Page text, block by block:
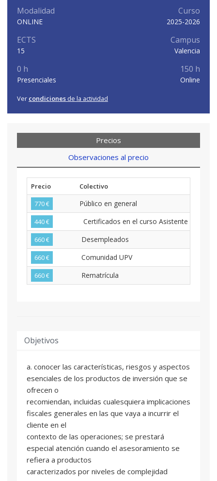
Modalidad
ONLINE
Curso
2025-2026
ECTS
15
Campus
Valencia
0 h
Presenciales
150 h
Online
Ver condiciones de la actividad
Precios
Observaciones al precio
Precio
Colectivo
770 €
Público en general
440 € Certificados en el curso Asistente
660 € Desempleados
660 € Comunidad UPV
660 € Rematrícula
Objetivos
a. conocer las características, riesgos y aspectos
esenciales de los productos de inversión que se
ofrecen o
recomiendan, incluidas cualesquiera implicaciones
fiscales generales en las que vaya a incurrir el
cliente en el
contexto de las operaciones; se prestará
especial atención cuando el asesoramiento se
refiera a productos
caracterizados por niveles de complejidad